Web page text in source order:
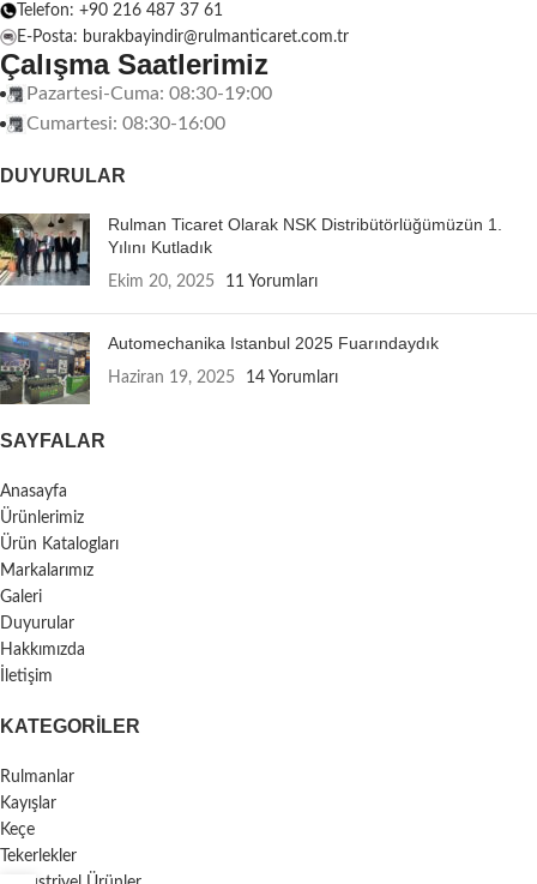
Telefon: +90 216 487 37 61
E-Posta: burakbayindir@rulmanticaret.com.tr
Çalışma Saatlerimiz
Pazartesi-Cuma: 08:30-19:00
Cumartesi: 08:30-16:00
DUYURULAR
Rulman Ticaret Olarak NSK Distribütörlüğümüzün 1.
Yılını Kutladık
Ekim 20, 2025 11 Yorumları
Automechanika Istanbul 2025 Fuarındaydık
Haziran 19, 2025 14 Yorumları
SAYFALAR
Anasayfa
Ürünlerimiz
Ürün Katalogları
Markalarımız
Galeri
Duyurular
Hakkımızda
İletişim
KATEGORILER
Rulmanlar
Kayışlar
Keçe
Tekerlekler